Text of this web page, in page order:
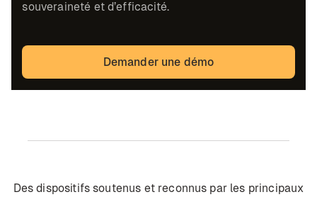
souveraineté et d’efficacité.
Demander une démo
Des dispositifs soutenus et reconnus par les principaux